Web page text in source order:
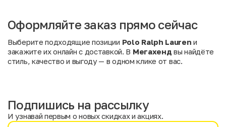
Оформляйте заказ прямо сейчас
Выберите подходящие позиции Polo Ralph Lauren и
закажите их онлайн с доставкой. В Мегахенд вы найдёте
стиль, качество и выгоду — в одном клике от вас.
Подпишись на рассылку
И узнавай первым о новых скидках и акциях.